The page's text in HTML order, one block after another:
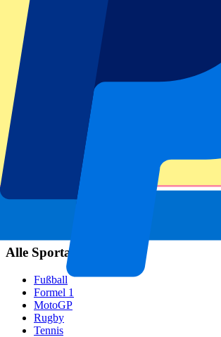
Top-Klubs
Manchester United
Manchester City
FC Barcelona
AC Mailand
Beliebte Events
GP Spanien
GP Niederlande
GP Italien
Alle Sportarten
Fußball
Formel 1
MotoGP
Rugby
Tennis